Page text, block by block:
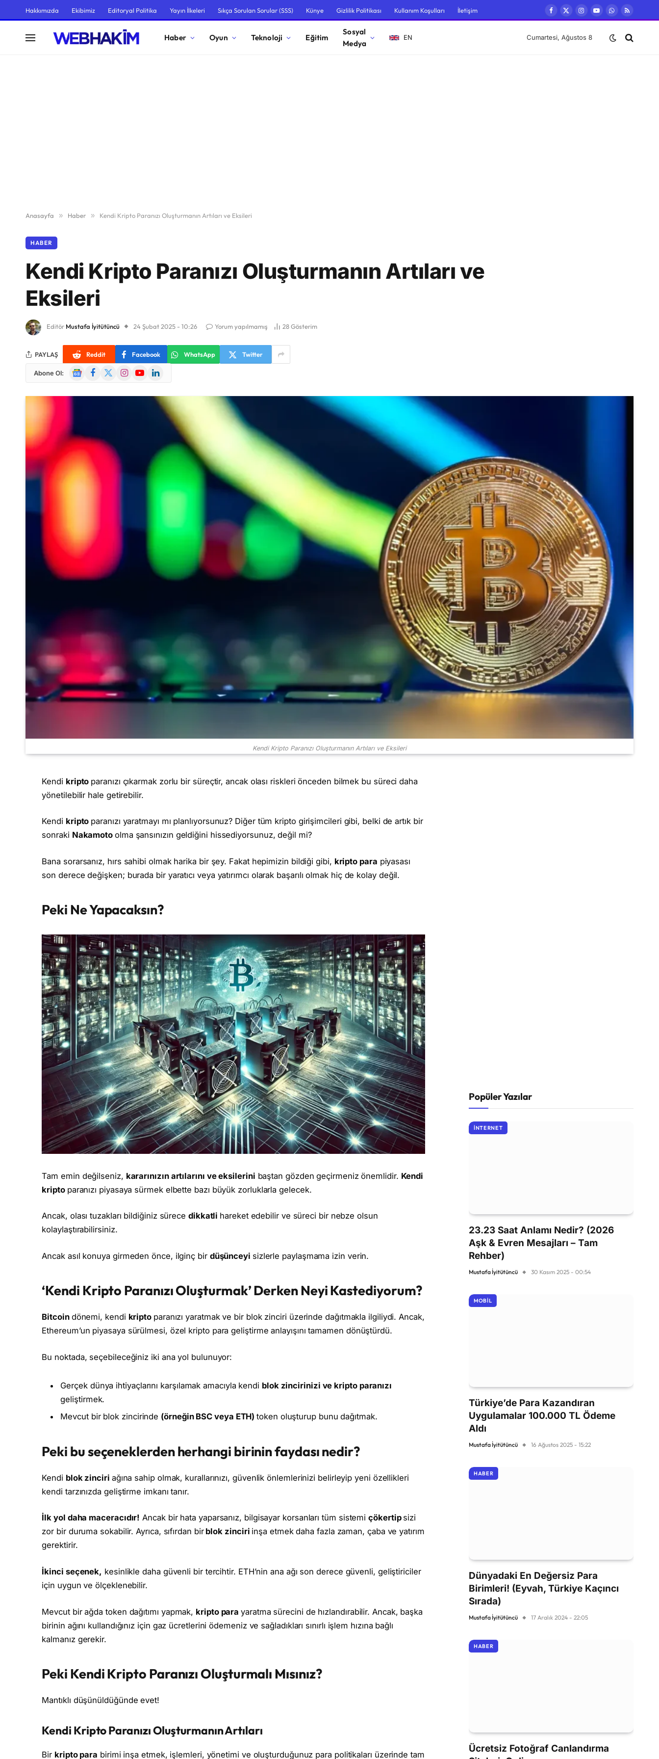
Hakkımızda Ekibimiz Editoryal Politika Yayın İlkeleri Sıkça Sorulan Sorular (SSS) Künye Gizlilik Politikası Kullanım Koşulları İletişim
Facebook
X
Instagram
YouTubeWhatsApp
RSS
Haber Oyun Teknoloji Eğitim
Sosyal
Medya
EN Cumartesi, Ağustos 8
Anasayfa » Haber » Kendi Kripto Paranızı Oluşturmanın Artıları ve Eksileri
HABER
Kendi Kripto Paranızı Oluşturmanın Artıları ve
Eksileri
Editör Mustafa İyitütüncü 24 Şubat 2025 - 10:26 Yorum yapılmamış 28Gösterim
PAYLAŞ Reddit Facebook WhatsApp Twitter
Abone Ol:
GoogleFacebook
X
InstagramYouTubeLinkedIn
Kendi Kripto Paranızı Oluşturmanın Artıları ve Eksileri
Kendi kripto paranızı çıkarmak zorlu bir süreçtir, ancak olası riskleri önceden bilmek bu süreci daha
yönetilebilir hale getirebilir.
Kendi kripto paranızı yaratmayı mı planlıyorsunuz? Diğer tüm kripto girişimcileri gibi, belki de artık bir
sonraki Nakamoto olma şansınızın geldiğini hissediyorsunuz, değil mi?
Bana sorarsanız, hırs sahibi olmak harika bir şey. Fakat hepimizin bildiği gibi, kripto para piyasası
son derece değişken; burada bir yaratıcı veya yatırımcı olarak başarılı olmak hiç de kolay değil.
Peki Ne Yapacaksın?
Tam emin değilseniz, kararınızın artılarını ve eksilerini baştan gözden geçirmeniz önemlidir. Kendi
kripto paranızı piyasaya sürmek elbette bazı büyük zorluklarla gelecek.
Ancak, olası tuzakları bildiğiniz sürece dikkatli hareket edebilir ve süreci bir nebze olsun
kolaylaştırabilirsiniz.
Ancak asıl konuya girmeden önce, ilginç bir düşünceyi sizlerle paylaşmama izin verin.
‘Kendi Kripto Paranızı Oluşturmak’ Derken Neyi Kastediyorum?
Bitcoin dönemi, kendi kripto paranızı yaratmak ve bir blok zinciri üzerinde dağıtmakla ilgiliydi. Ancak,
Ethereum’un piyasaya sürülmesi, özel kripto para geliştirme anlayışını tamamen dönüştürdü.
Bu noktada, seçebileceğiniz iki ana yol bulunuyor:
Gerçek dünya ihtiyaçlarını karşılamak amacıyla kendi blok zincirinizi ve kripto paranızı
geliştirmek.
Mevcut bir blok zincirinde (örneğin BSC veya ETH)token oluşturup bunu dağıtmak.
Peki bu seçeneklerden herhangi birinin faydası nedir?
Kendi blok zinciri ağına sahip olmak, kurallarınızı, güvenlik önlemlerinizi belirleyip yeni özellikleri
kendi tarzınızda geliştirme imkanı tanır.
İlk yol daha maceracıdır! Ancak bir hata yaparsanız, bilgisayar korsanları tüm sistemiçökertip sizi
zor bir duruma sokabilir. Ayrıca, sıfırdan birblok zinciri inşa etmek daha fazla zaman, çaba ve yatırım
gerektirir.
İkinci seçenek, kesinlikle daha güvenli bir tercihtir. ETH’nin ana ağı son derece güvenli, geliştiriciler
için uygun ve ölçeklenebilir.
Mevcut bir ağda token dağıtımı yapmak, kripto parayaratma sürecini de hızlandırabilir. Ancak, başka
birinin ağını kullandığınız için gaz ücretlerini ödemeniz ve sağladıkları sınırlı işlem hızına bağlı
kalmanız gerekir.
Peki Kendi Kripto Paranızı Oluşturmalı Mısınız?
Mantıklı düşünüldüğünde evet!
Kendi Kripto Paranızı Oluşturmanın Artıları
Bir kripto para birimi inşa etmek, işlemleri, yönetimi ve oluşturduğunuz para politikaları üzerinde tam
Popüler Yazılar
İNTERNET
23.23 Saat Anlamı Nedir? (2026
Aşk & Evren Mesajları – Tam
Rehber)
Mustafa İyitütüncü 30 Kasım 2025 - 00:54
MOBIL
Türkiye’de Para Kazandıran
Uygulamalar 100.000 TL Ödeme
Aldı
Mustafa İyitütüncü 16 Ağustos 2025 - 15:22
HABER
Dünyadaki En Değersiz Para
Birimleri! (Eyvah, Türkiye Kaçıncı
Sırada)
Mustafa İyitütüncü 17 Aralık 2024 - 22:05
HABER
Ücretsiz Fotoğraf Canlandırma